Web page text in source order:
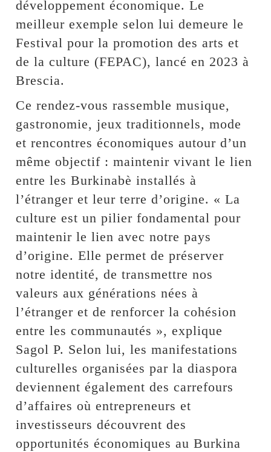
développement économique. Le
meilleur exemple selon lui demeure le
Festival pour la promotion des arts et
de la culture (FEPAC), lancé en 2023 à
Brescia.
Ce rendez-vous rassemble musique,
gastronomie, jeux traditionnels, mode
et rencontres économiques autour d’un
même objectif : maintenir vivant le lien
entre les Burkinabè installés à
l’étranger et leur terre d’origine. « La
culture est un pilier fondamental pour
maintenir le lien avec notre pays
d’origine. Elle permet de préserver
notre identité, de transmettre nos
valeurs aux générations nées à
l’étranger et de renforcer la cohésion
entre les communautés », explique
Sagol P. Selon lui, les manifestations
culturelles organisées par la diaspora
deviennent également des carrefours
d’affaires où entrepreneurs et
investisseurs découvrent des
opportunités économiques au Burkina